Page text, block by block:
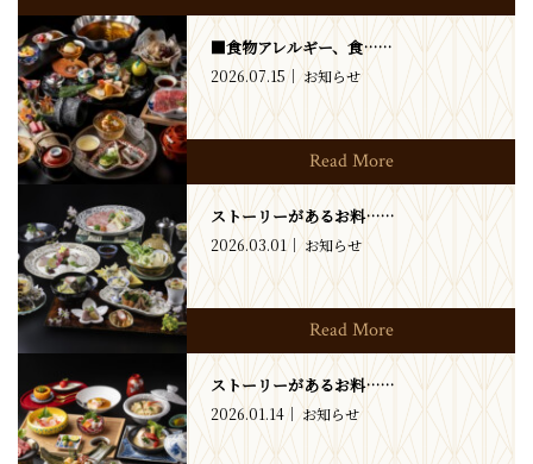
■食物アレルギー、食……
2026.07.15 お知らせ
Read More
ストーリーがあるお料……
2026.03.01 お知らせ
Read More
ストーリーがあるお料……
2026.01.14 お知らせ